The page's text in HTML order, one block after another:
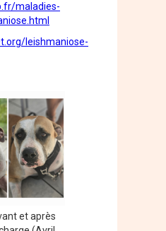
maladies-
leishmaniose-
et après